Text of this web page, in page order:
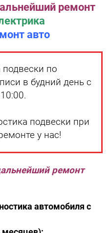
ремонт
авто
подвески по
в будний день с
подвески при
у нас!
ремонт
автомобиля с